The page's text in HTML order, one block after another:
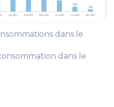
dans le
dans le